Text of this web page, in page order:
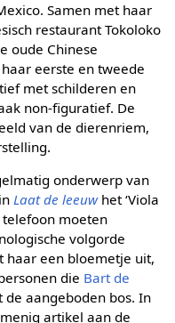
Samen met haar
restaurant Tokoloko
oude Chinese
eerste en tweede
met schilderen en
non-figuratief. De
van de dierenriem,
onderwerp van
Laat de leeuwhet ‘Viola
telefoon moeten
volgorde
een bloemetje uit,
die Bart de
aangeboden bos. In
artikel aan de